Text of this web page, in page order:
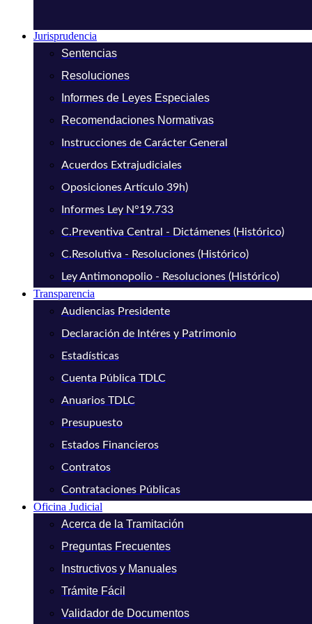
Jurisprudencia
Sentencias
Resoluciones
Informes de Leyes Especiales
Recomendaciones Normativas
Instrucciones de Carácter General
Acuerdos Extrajudiciales
Oposiciones Artículo 39h)
Informes Ley N°19.733
C.Preventiva Central - Dictámenes (Histórico)
C.Resolutiva - Resoluciones (Histórico)
Ley Antimonopolio - Resoluciones (Histórico)
Transparencia
Audiencias Presidente
Declaración de Intéres y Patrimonio
Estadísticas
Cuenta Pública TDLC
Anuarios TDLC
Presupuesto
Estados Financieros
Contratos
Contrataciones Públicas
Oficina Judicial
Acerca de la Tramitación
Preguntas Frecuentes
Instructivos y Manuales
Trámite Fácil
Validador de Documentos